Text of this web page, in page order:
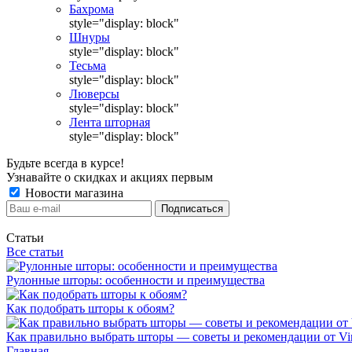
Бахрома
style="display: block"
Шнуры
style="display: block"
Тесьма
style="display: block"
Люверсы
style="display: block"
Лента шторная
style="display: block"
Будьте всегда в курсе!
Узнавайте о скидках и акциях первым
Новости магазина
Статьи
Все статьи
Рулонные шторы: особенности и преимущества
Как подобрать шторы к обоям?
Как правильно выбрать шторы — советы и рекомендации от